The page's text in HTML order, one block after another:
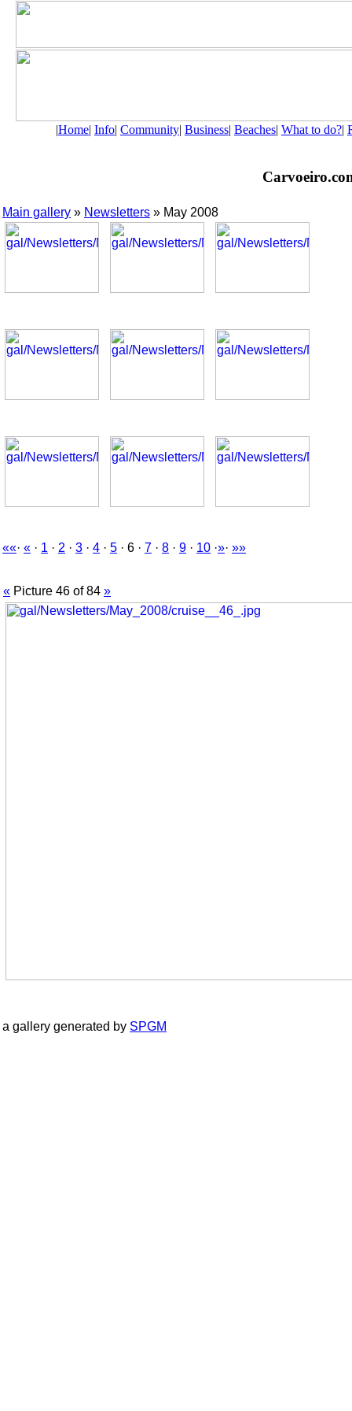
|Home| Info| Community| Business| Beaches| What to do?|
Main gallery » Newsletters » May 2008
««· « · 1 · 2 · 3 · 4 · 5 · 6 · 7 · 8 · 9 · 10 ·»· »»
« Picture 46 of 84 »
a gallery generated by SPGM